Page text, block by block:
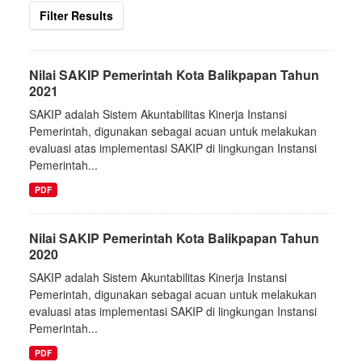
Filter Results
Nilai SAKIP Pemerintah Kota Balikpapan Tahun
2021
SAKIP adalah Sistem Akuntabilitas Kinerja Instansi
Pemerintah, digunakan sebagai acuan untuk melakukan
evaluasi atas implementasi SAKIP di lingkungan Instansi
Pemerintah...
PDF
Nilai SAKIP Pemerintah Kota Balikpapan Tahun
2020
SAKIP adalah Sistem Akuntabilitas Kinerja Instansi
Pemerintah, digunakan sebagai acuan untuk melakukan
evaluasi atas implementasi SAKIP di lingkungan Instansi
Pemerintah...
PDF